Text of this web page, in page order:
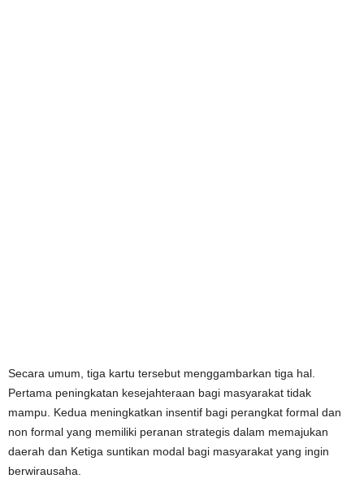
Secara umum, tiga kartu tersebut menggambarkan tiga hal.
Pertama peningkatan kesejahteraan bagi masyarakat tidak
mampu. Kedua meningkatkan insentif bagi perangkat formal dan
non formal yang memiliki peranan strategis dalam memajukan
daerah dan Ketiga suntikan modal bagi masyarakat yang ingin
berwirausaha.